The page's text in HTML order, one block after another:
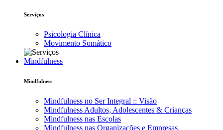
Serviços
Psicologia Clínica
Movimento Somático
Mindfulness
Mindfulness
Mindfulness no Ser Integral :: Visão
Mindfulness Adultos, Adolescentes & Crianças
Mindfulness nas Escolas
Mindfulness nas Organizações e Empresas